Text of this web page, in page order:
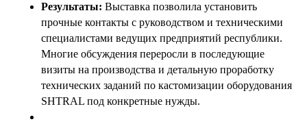
Результаты: Выставка позволила установить
прочные контакты с руководством и техническими
специалистами ведущих предприятий республики.
Многие обсуждения переросли в последующие
визиты на производства и детальную проработку
технических заданий по кастомизации оборудования
SHTRAL под конкретные нужды.